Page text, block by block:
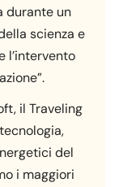
durante un
scienza e
l’intervento
il Traveling
del
i maggiori